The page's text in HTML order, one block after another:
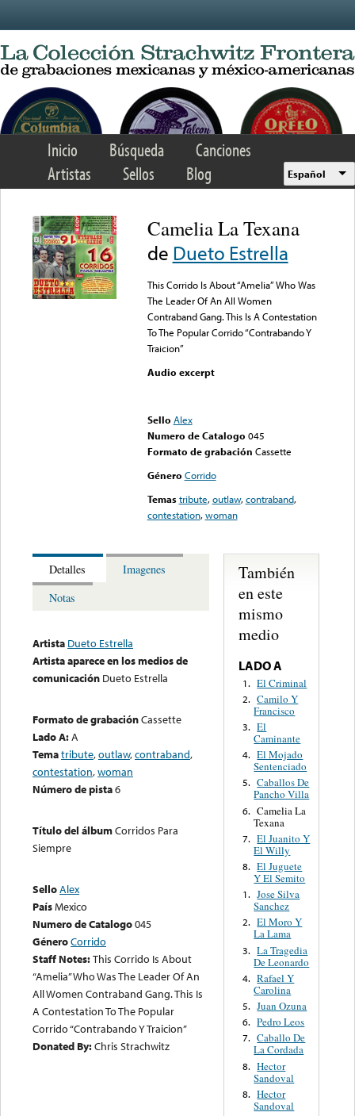
Inicio Búsqueda
Canciones
Artistas
Sellos Blog Español
Camelia La Texana
de Dueto Estrella
This Corrido Is About “Amelia” Who Was
The Leader Of An All Women
Contraband Gang. This Is A Contestation
To The Popular Corrido “Contrabando Y
Traicion”
Audio excerpt
Sello Alex
Numero de Catalogo 045
Formato de grabación Cassette
Género Corrido
Temas tribute,outlaw,contraband,
contestation,woman
Detalles
Imagenes
Notas
Artista Dueto Estrella
Artista aparece en los medios de
comunicación Dueto Estrella
Formato de grabaciónCassette
Lado A:A
Tematribute,outlaw,contraband,
contestation,woman
Número de pista6
Título del álbumCorridos Para
Siempre
SelloAlex
PaísMexico
Numero de Catalogo045
GéneroCorrido
Staff Notes:This Corrido Is About
“Amelia” Who Was The Leader Of An
All Women Contraband Gang. This Is
A Contestation To The Popular
Corrido “Contrabando Y Traicion”
Donated By:Chris Strachwitz
También
en este
mismo
medio
LADO A
1. El Criminal
2. Camilo Y
Francisco
3. El
Caminante
4. El Mojado
Sentenciado
5. Caballos De
Pancho Villa
6. Camelia La
Texana
7. El Juanito Y
El Willy
8. El Juguete
Y El Semito
1. Jose Silva
Sanchez
2. El Moro Y
La Lama
3. La Tragedia
De Leonardo
4. Rafael Y
Carolina
5. Juan Ozuna
6. Pedro Leos
7. Caballo De
La Cordada
8. Hector
Sandoval
8. Hector
Sandoval